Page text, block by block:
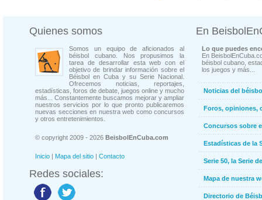
Quienes somos
Somos un equipo de aficionados al
béisbol cubano. Nos propusimos la
tarea de desarrollar esta web con el
objetivo de brindar información sobre el
Béisbol en Cuba y su Serie Nacional.
Ofrecemos noticias, reportajes,
estadísticas, foros de debate, juegos online y mucho
más... Constantemente buscamos mejorar y ampliar
nuestros servicios por lo que pronto publicaremos
nuevas secciones en nuestra web como concursos
y otros entretenimientos.
© copyright 2009 - 2026 BeisbolEnCuba.com
Inicio | Mapa del sitio | Contacto
Redes sociales:
En
Lo que puedes
En
béisbol cubano,
los juegos y más...
Noticias del
Foros, opiniones,
Concursos sobre
Estadísticas de la
Serie 50, la Serie
Mapa de nuestra
Directorio de